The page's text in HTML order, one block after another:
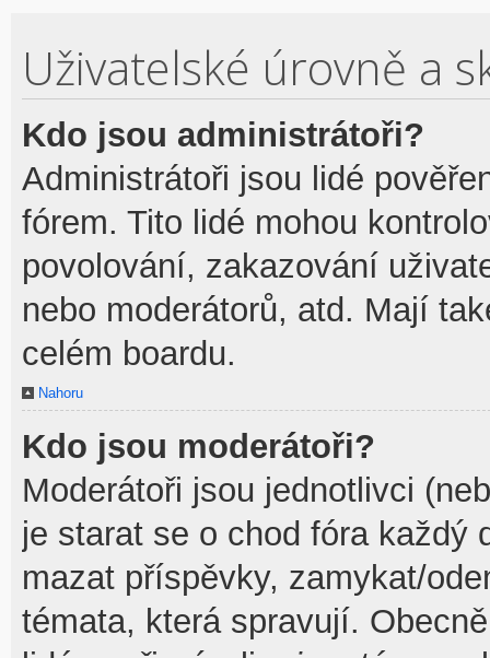
Uživatelské úrovně a
Kdo jsou administrátoři?
Administrátoři jsou lidé
fórem. Tito lidé mohou
povolování, zakazování
nebo moderátorů, atd. Mají
celém boardu.
Nahoru
Kdo jsou moderátoři?
Moderátoři jsou jednotlivci
je starat se o chod fóra každý
mazat příspěvky, zamykat/
témata, která spravují.